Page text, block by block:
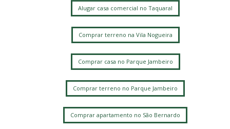
Alugar casa comercial no Taquaral
Comprar terreno na Vila Nogueira
Comprar casa no Parque Jambeiro
Comprar terreno no Parque Jambeiro
Comprar apartamento no São Bernardo